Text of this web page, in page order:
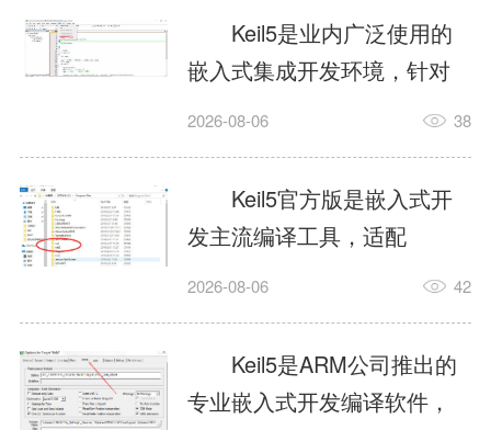
这样？因为AI，就是个只会
耍嘴皮子的书呆子。它脑子
里有海量知识，但没有真正
激发出来实力。而
AgentSkill，就是给AI大脑装
上的一双机械手，它真的能
解决很多问题。1什么是
AgentSkillSkill指...
Keil5是业内广泛使用的
嵌入式集成开发环境，针对
ARM、51内核单片机提供编
力，代码编译稳定，调试工
具成熟，大量开源项目基于
该平台开发。新项目需要单
独下载对应芯片支持包，新
手配置难度较高，正版商业
授权费用不菲，未授权版本
存在程序容量限制，适合硬
2026-08-06 38
Keil5官方版是嵌入式开
发主流编译工具，适配
STM32、51单片机等多款芯
在线调试、代码仿真，兼容
众多厂商芯片安装包。软件
需要手动添加器件库，初次
2026-08-06 42
Keil5是ARM公司推出的
专业嵌入式开发编译软件，